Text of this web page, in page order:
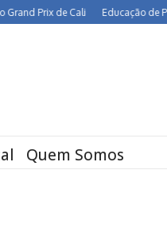
Prix de Cali Educação de
Quem Somos